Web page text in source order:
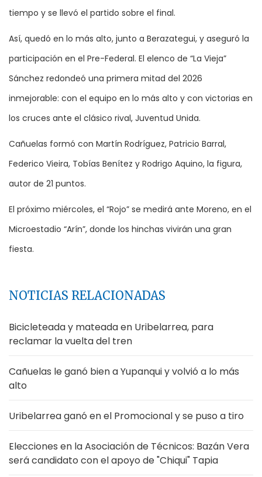
tiempo y se llevó el partido sobre el final.
Así, quedó en lo más alto, junto a Berazategui, y aseguró la
participación en el Pre-Federal. El elenco de “La Vieja”
Sánchez redondeó una primera mitad del 2026
inmejorable: con el equipo en lo más alto y con victorias en
los cruces ante el clásico rival, Juventud Unida.
Cañuelas formó con Martín Rodríguez, Patricio Barral,
Federico Vieira, Tobías Benítez y Rodrigo Aquino, la figura,
autor de 21 puntos.
El próximo miércoles, el “Rojo” se medirá ante Moreno, en el
Microestadio “Arín”, donde los hinchas vivirán una gran
fiesta.
NOTICIAS RELACIONADAS
Bicicleteada y mateada en Uribelarrea, para
reclamar la vuelta del tren
Cañuelas le ganó bien a Yupanqui y volvió a lo más
alto
Uribelarrea ganó en el Promocional y se puso a tiro
Elecciones en la Asociación de Técnicos: Bazán Vera
será candidato con el apoyo de "Chiqui" Tapia